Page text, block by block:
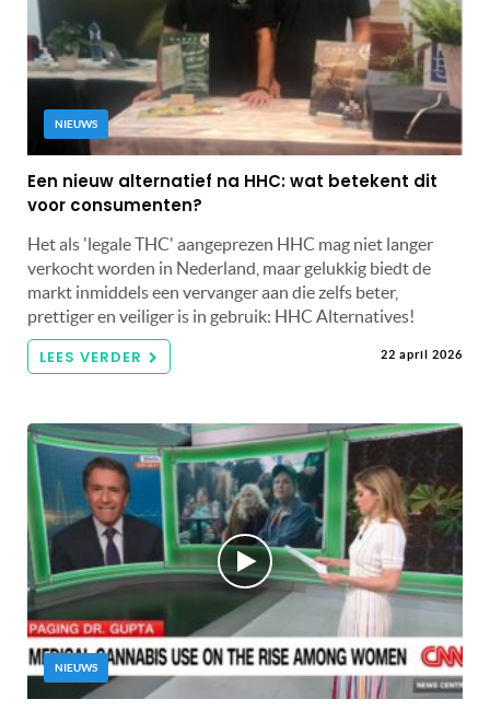
NIEUWS
Een nieuw alternatief na HHC: wat betekent dit
voor consumenten?
Het als 'legale THC' aangeprezen HHC mag niet langer
verkocht worden in Nederland, maar gelukkig biedt de
markt inmiddels een vervanger aan die zelfs beter,
prettiger en veiliger is in gebruik: HHC Alternatives!
LEES VERDER 22 april 2026
NIEUWS